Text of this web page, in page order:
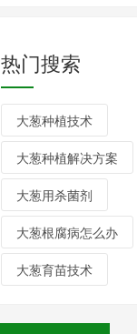
热门搜索
大葱种植技术
大葱种植解决方案
大葱用杀菌剂
大葱根腐病怎么办
大葱育苗技术